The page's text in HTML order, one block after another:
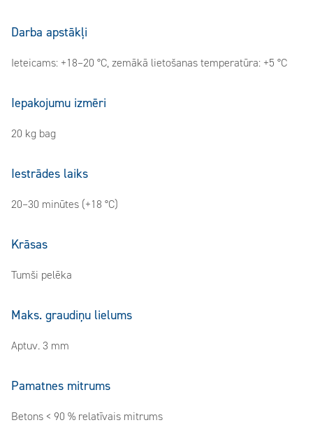
Darba apstākļi
Ieteicams: +18–20 °C, zemākā lietošanas temperatūra: +5 °C
Iepakojumu izmēri
20 kg bag
Iestrādes laiks
20–30 minūtes (+18 °C)
Krāsas
Tumši pelēka
Maks. graudiņu lielums
Aptuv. 3 mm
Pamatnes mitrums
Betons < 90 % relatīvais mitrums